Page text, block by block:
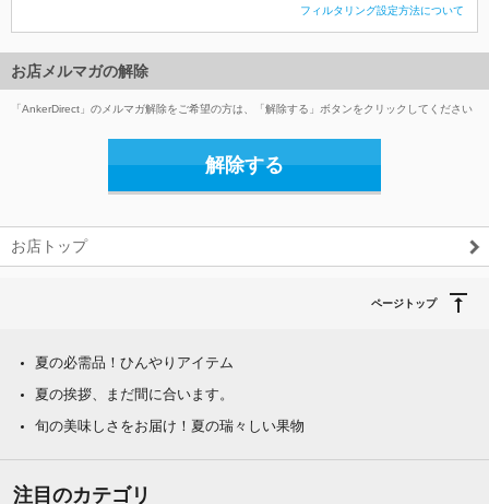
フィルタリング設定方法について
お店メルマガの解除
「AnkerDirect」のメルマガ解除をご希望の方は、「解除する」ボタンをクリックしてください
解除する
お店トップ
ページトップ
夏の必需品！ひんやりアイテム
夏の挨拶、まだ間に合います。
旬の美味しさをお届け！夏の瑞々しい果物
注目のカテゴリ